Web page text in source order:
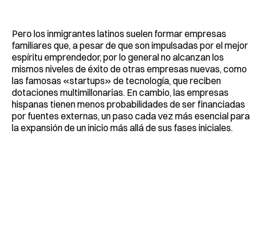
Pero los inmigrantes latinos suelen formar empresas
familiares que, a pesar de que son impulsadas por el mejor
espíritu emprendedor, por lo general no alcanzan los
mismos niveles de éxito de otras empresas nuevas, como
las famosas «startups» de tecnología, que reciben
dotaciones multimillonarias. En cambio, las empresas
hispanas tienen menos probabilidades de ser financiadas
por fuentes externas, un paso cada vez más esencial para
la expansión de un inicio más allá de sus fases iniciales.